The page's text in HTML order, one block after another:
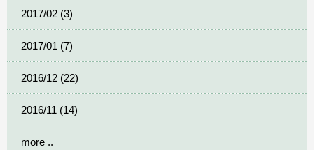
2017/02 (3)
2017/01 (7)
2016/12 (22)
2016/11 (14)
more ..